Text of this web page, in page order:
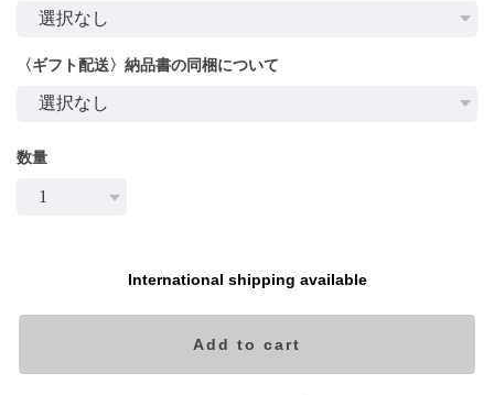
〈ギフト配送〉納品書の同梱について
数量
International shipping available
Add to cart